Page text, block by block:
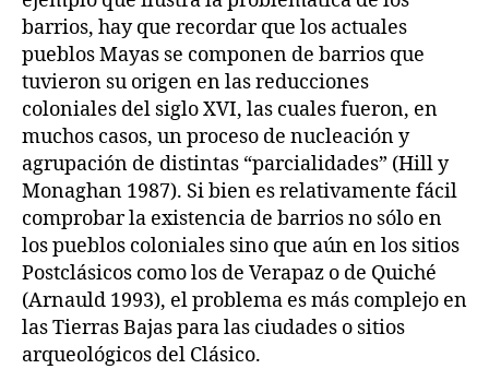
barrios, hay que recordar que los actuales
pueblos Mayas se componen de barrios que
tuvieron su origen en las reducciones
coloniales del siglo XVI, las cuales fueron, en
muchos casos, un proceso de nucleación y
agrupación de distintas “parcialidades” (Hill y
Monaghan 1987). Si bien es relativamente fácil
comprobar la existencia de barrios no sólo en
los pueblos coloniales sino que aún en los sitios
Postclásicos como los de Verapaz o de Quiché
(Arnauld 1993), el problema es más complejo en
las Tierras Bajas para las ciudades o sitios
arqueológicos del Clásico.